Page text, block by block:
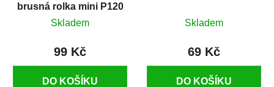
brusná rolka mini P120
Skladem
99 Kč
DO KOŠÍKU
Skladem
69 Kč
DO KOŠÍKU